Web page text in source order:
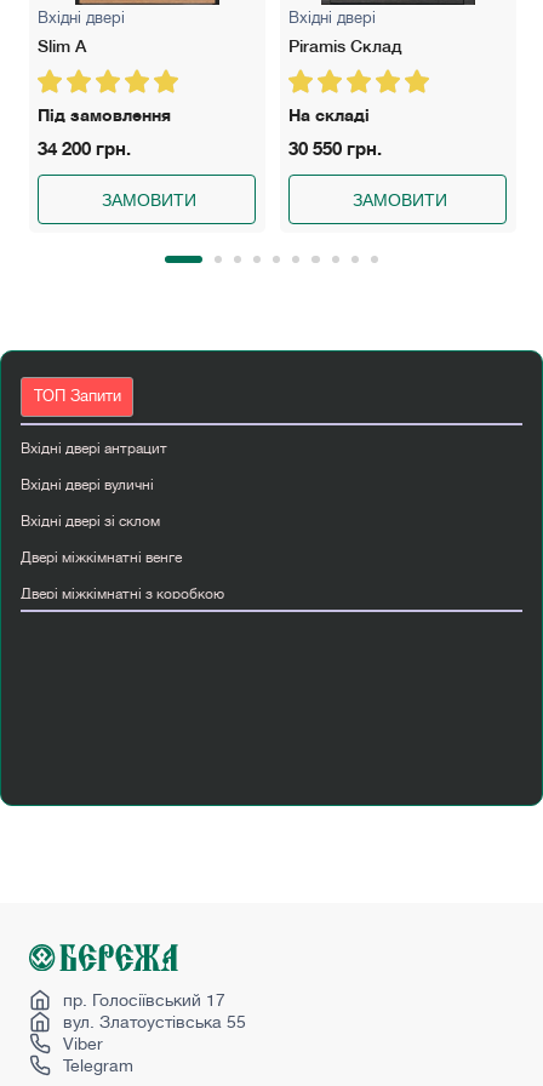
Вхідні двері
Slim A
Під замовлення
34 200 грн.
ЗАМОВИТИ
Вхідні двері
Piramis Склад
На складі
30 550 грн.
ЗАМОВИТИ
ТОП Запити
Вхідні двері антрацит
Вхідні двері вуличні
Вхідні двері зі склом
Двері міжкімнатні венге
Двері міжкімнатні з коробкою
Міжкімнатні двері в стилі лофт
Світлі міжкімнатні двері
Чорні міжкімнатні двері
пр. Голосіївський 17
вул. Златоустівська 55
Viber
Telegram